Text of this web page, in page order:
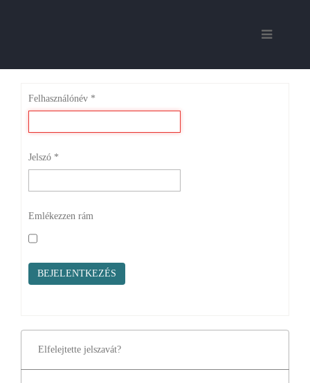
Felhasználónév *
Jelszó *
Emlékezzen rám
BEJELENTKEZÉS
Elfelejtette jelszavát?